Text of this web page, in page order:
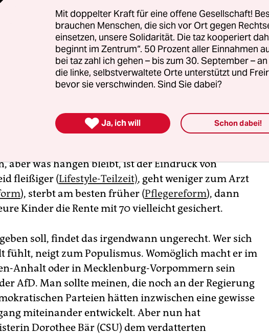
Zusammenhalt ist ein schüchternes
zumal in diesen Tagen. Überall Krieg und Krisen,
machen nicht mehr nur schlechte Laune in der Insta-
der „Tagesschau“ um 20 Uhr, sie stören auch ganz
im Osten stehen die Rechtspopulisten vor absoluten
dazu sitzt da in Berlin eine Regierung, die sich
aber was hängen bleibt, ist der Eindruck von
fleißiger (Lifestyle-Teilzeit), geht weniger zum Arzt
), sterbt am besten früher (Pflegereform), dann
Kinder die Rente mit 70 vielleicht gesichert.
soll, findet das irgendwann ungerecht. Wer sich
fühlt, neigt zum Populismus. Womöglich macht er im
Anhalt oder in Mecklenburg-Vorpommern sein
AfD. Man sollte meinen, die noch an der Regierung
Parteien hätten inzwischen eine gewisse
miteinander entwickelt. Aber nun hat
Dorothee Bär (CSU) dem verdatterten
Mit doppelter Kraft für eine offene Gesellschaft!
brauchen Menschen, die sich vor Ort gegen
einsetzen, unsere Solidarität. Die taz kooperiert
beginnt im Zentrum“. 50 Prozent aller Einnahmen
bei taz zahl ich gehen – bis zum 30. September –
die linke, selbstverwaltete Orte unterstützt und
bevor sie verschwinden. Sind Sie dabei?
 Ja, ich will Schon dabei!